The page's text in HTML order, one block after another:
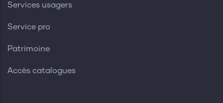
Services usagers
Service pro
Patrimoine
Accès catalogues